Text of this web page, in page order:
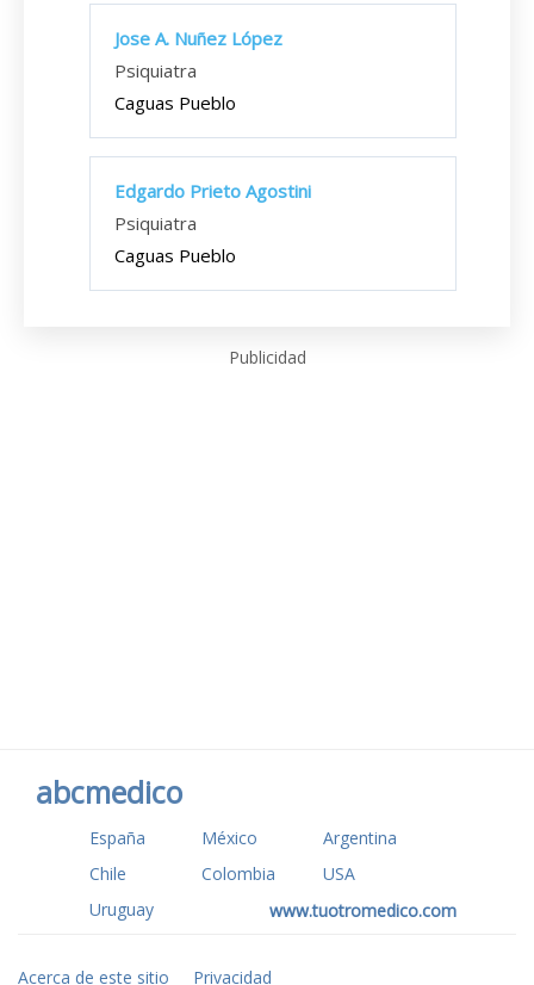
Jose A. Nuñez López
Psiquiatra
Caguas Pueblo
Edgardo Prieto Agostini
Psiquiatra
Caguas Pueblo
Publicidad
abcmedico
España México
Argentina
Chile
Colombia
USA
Uruguay
www.tuotromedico.com
Acerca de este sitio Privacidad